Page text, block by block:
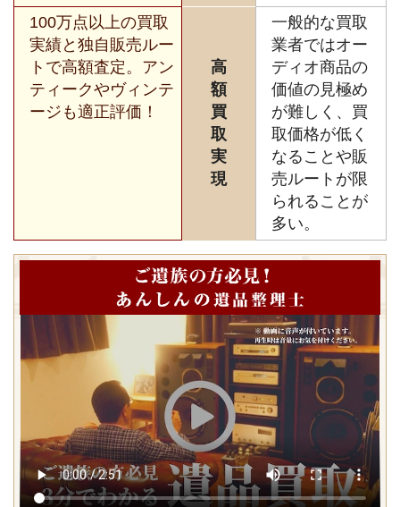
100万点以上の買取
実績と独自販売ルー
トで高額査定。アン
ティークやヴィンテ
ージも適正評価！
高
額
買
取
実
現
一般的な買取
業者ではオー
ディオ商品の
価値の見極め
が難しく、買
取価格が低く
なることや販
売ルートが限
られることが
多い。